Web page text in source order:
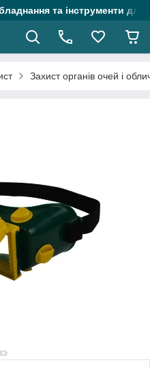
та інструменти для
Захист органів очей і